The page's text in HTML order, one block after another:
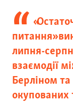
питання»
липня-
взаємодії
Берліном
окупованих